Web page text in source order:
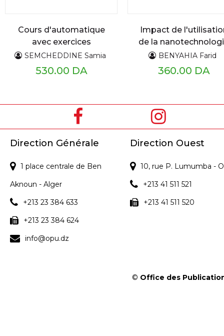
Cours d'automatique
avec exercices
corrigés
SEMCHEDDINE Samia
530.00 DA
Impact de
de la
sur les systèmes
d'information
BENYAHIA Farid
360.00 DA
Direction Générale
1 place centrale de Ben
Aknoun - Alger
+213 23 384 633
+213 23 384 624
info@opu.dz
Direction Ouest
10, rue P. Lumumba -
+213 41 511 521
+213 41 511 520
© Office des